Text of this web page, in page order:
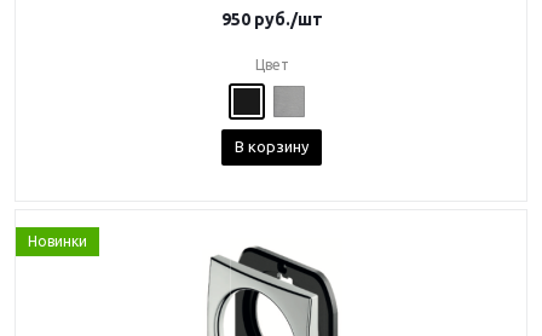
950руб./шт
Цвет
В корзину
Новинки